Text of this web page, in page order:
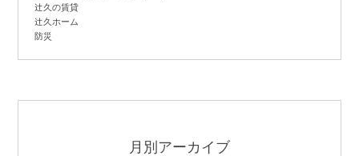
辻久の賃貸
辻久ホーム
防災
月別アーカイブ